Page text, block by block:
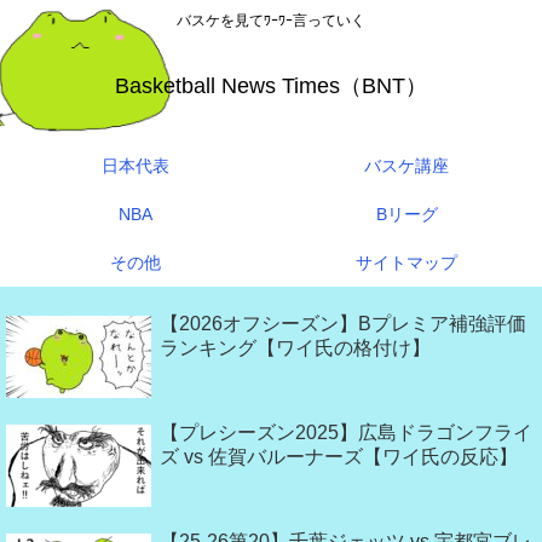
バスケを見てﾜｰﾜｰ言っていく
Basketball News Times（BNT）
日本代表 バスケ講座
NBA Bリーグ
その他 サイトマップ
【2026オフシーズン】Bプレミア補強評価
ランキング【ワイ氏の格付け】
【プレシーズン2025】広島ドラゴンフライ
ズ vs 佐賀バルーナーズ【ワイ氏の反応】